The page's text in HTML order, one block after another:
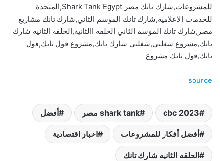
للمشروعات,شارك تانك مصر Shark Tank Egypt,المتحدة
للخدمات الإعلامية,شارك تانك الموسم الثاني,شارك تانك مشاريع
مصر,شارك تانك الموسم الثاني الحلقه االثانيه,الحلقه الثانيه شارك
تانك,مشروع شغلني,شغلني شارك تانك,مشروع فول تانك,فول
تانك,فول تانك مشروع
source
cbc 2023 shark tank مصر أفضل
أفضل أفكار للمشروعات اخبار اقتصادية
الحلقه الثانيه شارك تانك